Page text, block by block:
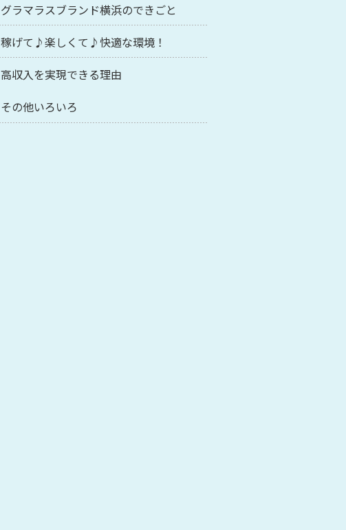
グラマラスブランド横浜のできごと
稼げて♪楽しくて♪快適な環境！
高収入を実現できる理由
その他いろいろ